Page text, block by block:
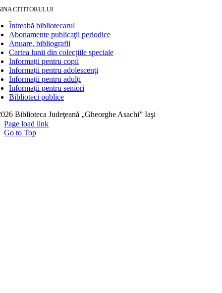
CITITORULUI
Întreabă bibliotecarul
Abonamente publicaţii periodice
Anuare, bibliografii
Cartea lunii din colecțiile speciale
Informații pentru copii
Informații pentru adolescenți
Informații pentru adulți
Informații pentru seniori
Biblioteci publice
Biblioteca Judeţeană „Gheorghe Asachi” Iaşi
Page load link
Go to Top